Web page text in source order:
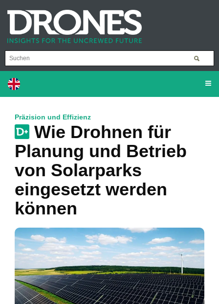
Präzision und Effizienz
Wie Drohnen für
Planung und Betrieb
von Solarparks
eingesetzt werden
können